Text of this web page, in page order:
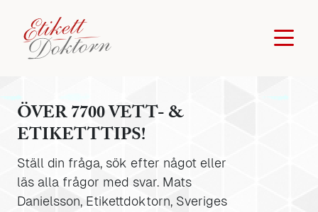
ÖVER 7700 VETT- &
ETIKETTTIPS!
Ställ din fråga, sök efter något eller
läs alla frågor med svar. Mats
Danielsson, Etikettdoktorn, Sveriges